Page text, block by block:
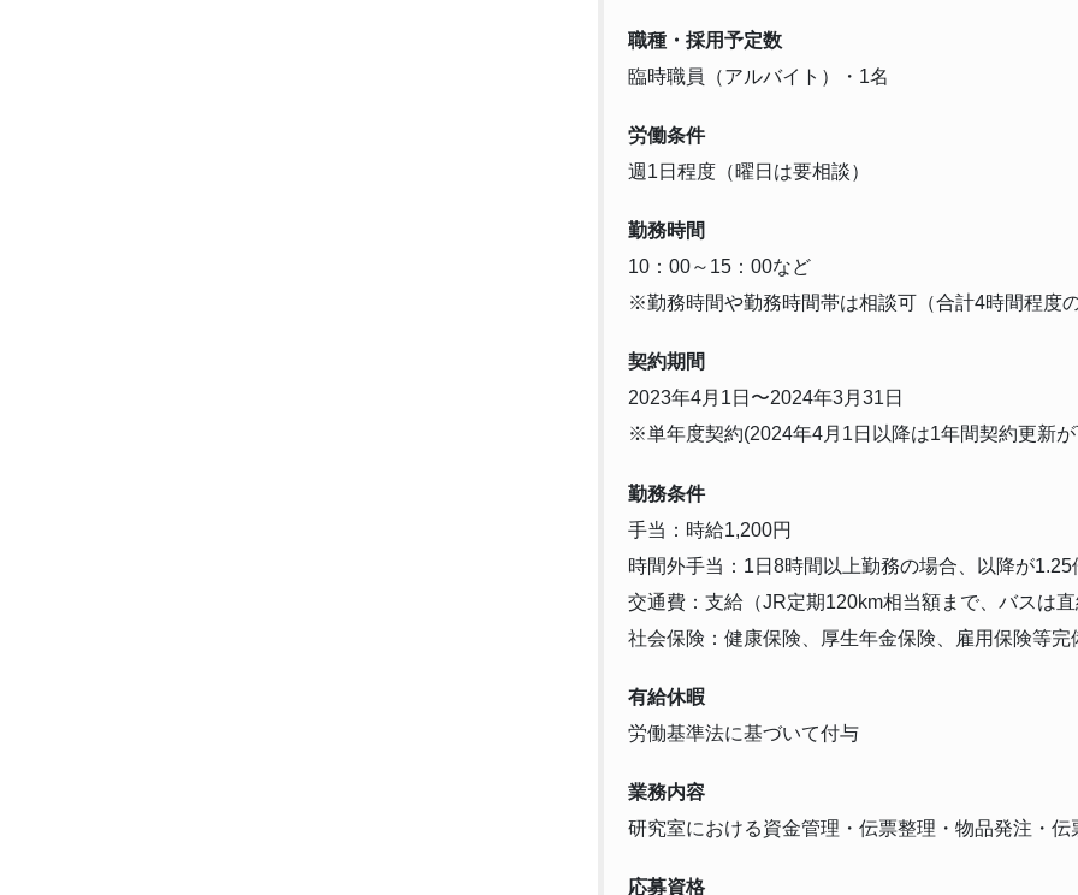
職種・採用予定数
臨時職員（アルバイト）・1名
労働条件
週1日程度（曜日は要相談）
勤務時間
10：00～15：00など
※勤務時間や勤務時間帯は相談可（合計4時間程度
契約期間
2023年4月1日〜2024年3月31日
※単年度契約(2024年4月1日以降は1年間契約更新
勤務条件
手当：時給1,200円
時間外手当：1日8時間以上勤務の場合、以降が
交通費：支給（JR定期120km相当額まで、バスは
社会保険：健康保険、厚生年金保険、雇用保険等
有給休暇
労働基準法に基づいて付与
業務内容
研究室における資金管理・伝票整理・物品発注・伝
応募資格